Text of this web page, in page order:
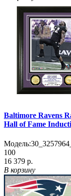
Baltimore Ravens
Hall of Fame
Модель:
100
16 379 р.
В корзину